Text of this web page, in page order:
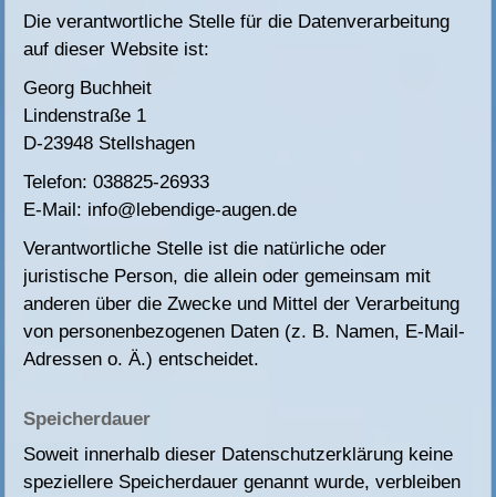
Die verantwortliche Stelle für die Datenverarbeitung
auf dieser Website ist:
Georg Buchheit
Lindenstraße 1
D-23948 Stellshagen
Telefon: 038825-26933
E-Mail: info@lebendige-augen.de
Verantwortliche Stelle ist die natürliche oder
juristische Person, die allein oder gemeinsam mit
anderen über die Zwecke und Mittel der Verarbeitung
von personenbezogenen Daten (z. B. Namen, E-Mail-
Adressen o. Ä.) entscheidet.
Speicherdauer
Soweit innerhalb dieser Datenschutzerklärung keine
speziellere Speicherdauer genannt wurde, verbleiben